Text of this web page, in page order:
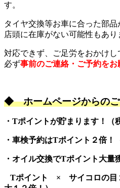
す。
タイヤ交換等お車に合った部
店頭に在庫がない可能性もあり
対応できず、ご足労をおかけ
必ず事前のご連絡・ご予約をお
◆ホームページからの
・Tポイントが貯まります！（
・車検予約はTポイント２倍！
・オイル交換でTポイント大量
Tポイント × サイコロの目